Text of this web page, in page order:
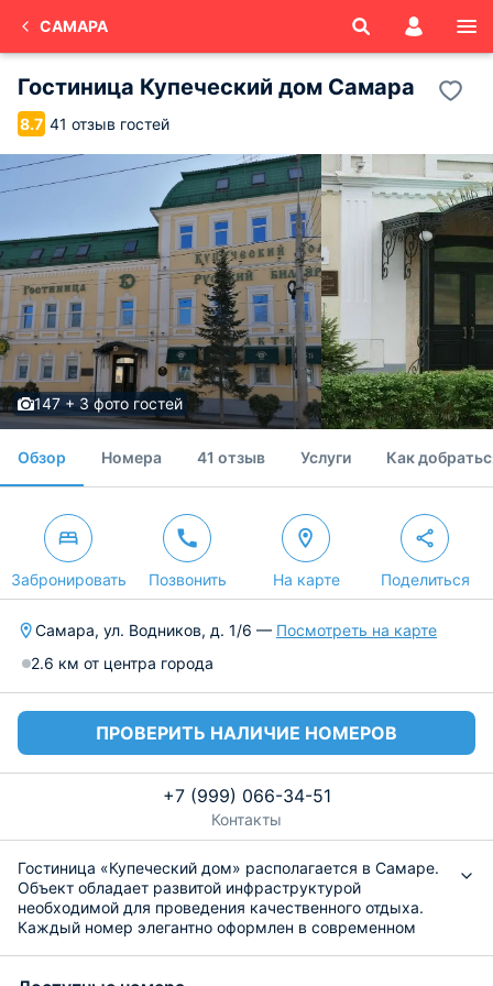
САМАРА
Гостиница Купеческий дом Самара
8.7 41 отзыв гостей
147 + 3 фото гостей
Обзор Номера 41 отзыв Услуги Как
Забронировать Позвонить На карте Поделиться
Самара, ул. Водников, д. 1/6 — Посмотреть на карте
2.6 км от центра города
ПРОВЕРИТЬ НАЛИЧИЕ НОМЕРОВ
+7 (999) 066-34-51
Контакты
Гостиница «Купеческий дом» располагается в Самаре.
Объект обладает развитой инфраструктурой
необходимой для проведения качественного отдыха.
Каждый номер элегантно оформлен в современном